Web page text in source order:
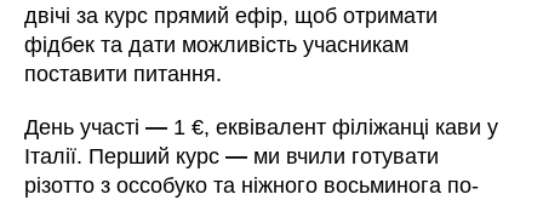
двічі за курс прямий ефір, щоб отримати
фідбек та дати можливість учасникам
поставити питання.
День участі— 1 €, еквівалент філіжанці кави у
Італії. Перший курс— ми вчили готувати
різотто з оссобуко та ніжного восьминога по-